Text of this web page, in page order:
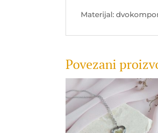
Materijal:
Povezani